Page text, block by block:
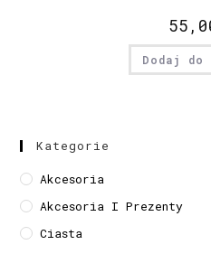
Dodaj do
Kategorie
Akcesoria
Akcesoria I Prezenty
Ciasta